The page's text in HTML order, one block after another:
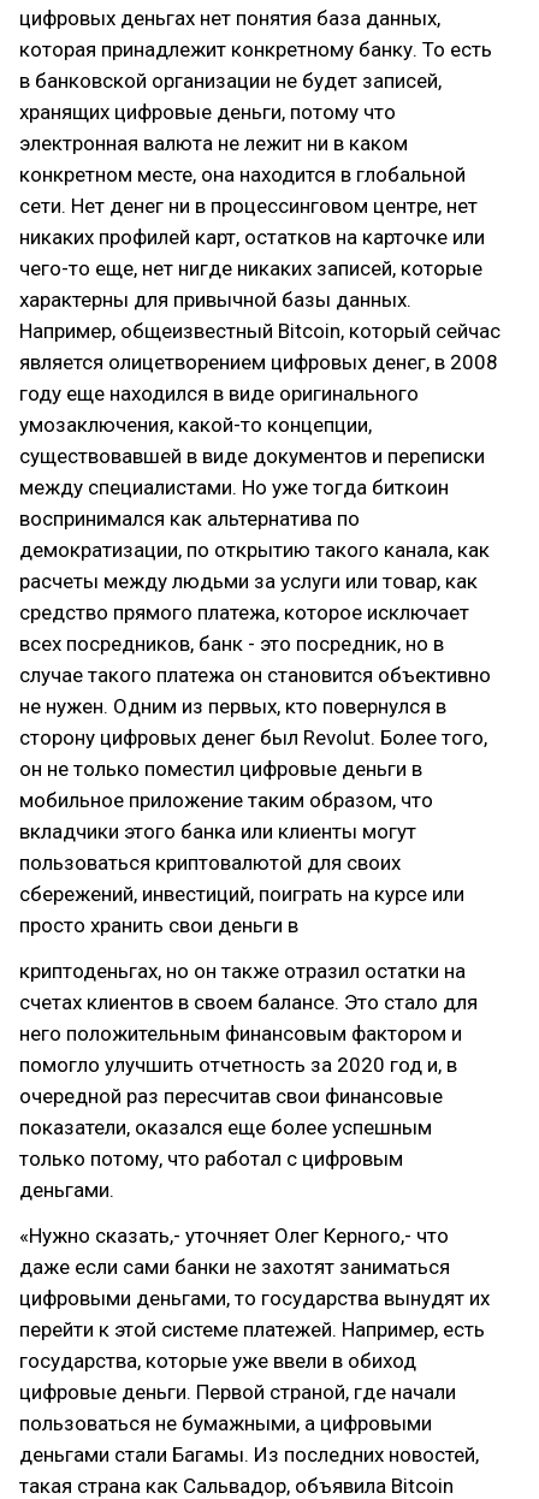
цифровых деньгах нет понятия база данных,
которая принадлежит конкретному банку. То есть
в банковской организации не будет записей,
хранящих цифровые деньги, потому что
электронная валюта не лежит ни в каком
конкретном месте, она находится в глобальной
сети. Нет денег ни в процессинговом центре, нет
никаких профилей карт, остатков на карточке или
чего-то еще, нет нигде никаких записей, которые
характерны для привычной базы данных.
Например, общеизвестный Bitcoin, который сейчас
является олицетворением цифровых денег, в 2008
году еще находился в виде оригинального
умозаключения, какой-то концепции,
существовавшей в виде документов и переписки
между специалистами. Но уже тогда биткоин
воспринимался как альтернатива по
демократизации, по открытию такого канала, как
расчеты между людьми за услуги или товар, как
средство прямого платежа, которое исключает
всех посредников, банк - это посредник, но в
случае такого платежа он становится объективно
не нужен. Одним из первых, кто повернулся в
сторону цифровых денег был Revolut. Более того,
он не только поместил цифровые деньги в
мобильное приложение таким образом, что
вкладчики этого банка или клиенты могут
пользоваться криптовалютой для своих
сбережений, инвестиций, поиграть на курсе или
просто хранить свои деньги в
криптоденьгах, но он также отразил остатки на
счетах клиентов в своем балансе. Это стало для
него положительным финансовым фактором и
помогло улучшить отчетность за 2020 год и, в
очередной раз пересчитав свои финансовые
показатели, оказался еще более успешным
только потому, что работал с цифровым
деньгами.
«Нужно сказать,- уточняет Олег Керного,- что
даже если сами банки не захотят заниматься
цифровыми деньгами, то государства вынудят их
перейти к этой системе платежей. Например, есть
государства, которые уже ввели в обиход
цифровые деньги. Первой страной, где начали
пользоваться не бумажными, а цифровыми
деньгами стали Багамы. Из последних новостей,
такая страна как Сальвадор, объявила Bitcoin